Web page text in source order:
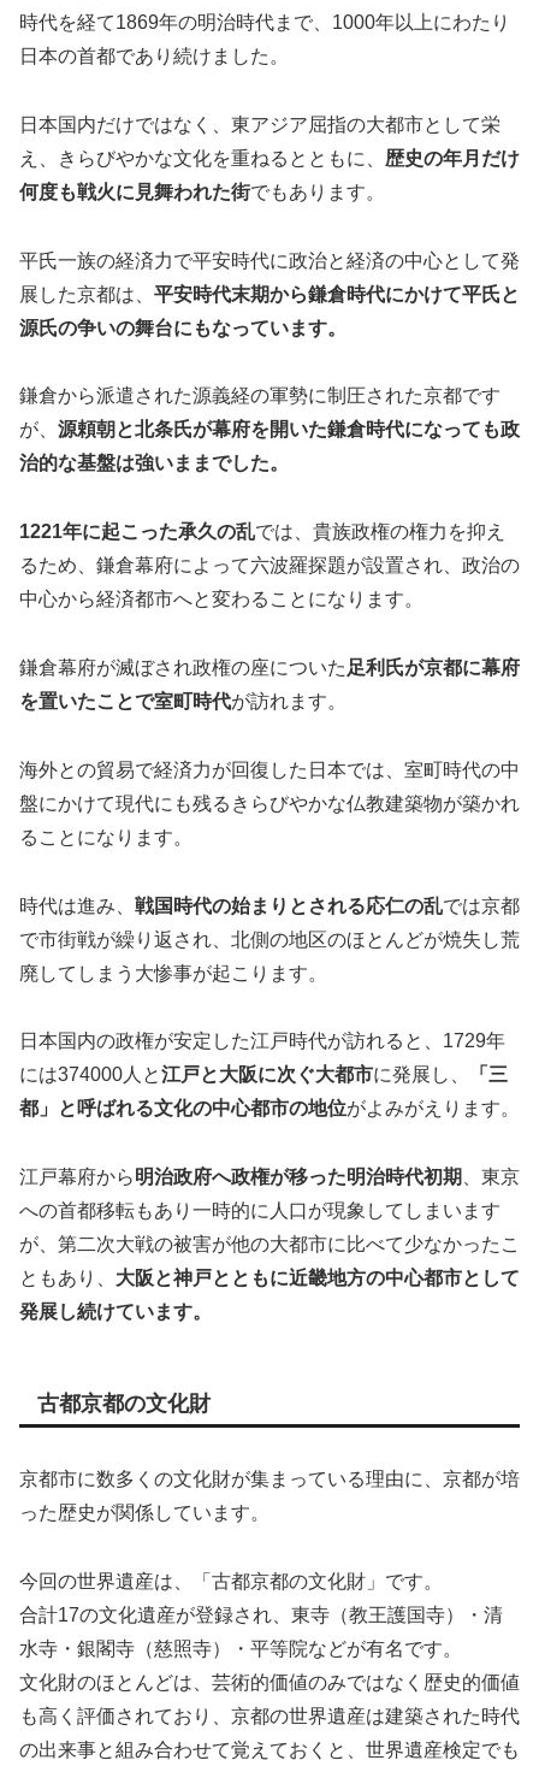
時代を経て1869年の明治時代まで、1000年以上にわたり
日本の首都であり続けました。
日本国内だけではなく、東アジア屈指の大都市として栄
え、きらびやかな文化を重ねるとともに、 歴史の年月だけ
何度も戦火に見舞われた街でもあります。
平氏一族の経済力で平安時代に政治と経済の中心として発
展した京都は、 平安時代末期から鎌倉時代にかけて平氏と
源氏の争いの舞台にもなっています。
鎌倉から派遣された源義経の軍勢に制圧された京都です
が、 源頼朝と北条氏が幕府を開いた鎌倉時代になっても政
治的な基盤は強いままでした。
1221年に起こった承久の乱では、貴族政権の権力を抑え
るため、鎌倉幕府によって六波羅探題が設置され、政治の
中心から経済都市へと変わることになります。
鎌倉幕府が滅ぼされ政権の座についた 足利氏が京都に幕府
を置いたことで室町時代が訪れます。
海外との貿易で経済力が回復した日本では、室町時代の中
盤にかけて現代にも残るきらびやかな仏教建築物が築かれ
ることになります。
時代は進み、 戦国時代の始まりとされる応仁の乱では京都
で市街戦が繰り返され、北側の地区のほとんどが焼失し荒
廃してしまう大惨事が起こります。
日本国内の政権が安定した江戸時代が訪れると、1729年
には374000人と江戸と大阪に次ぐ大都市に発展し、
「三
都」と呼ばれる文化の中心都市の地位がよみがえります。
江戸幕府から明治政府へ政権が移った明治時代初期
、東京
への首都移転もあり一時的に人口が現象してしまいます
が、第二次大戦の被害が他の大都市に比べて少なかったこ
ともあり、 大阪と神戸とともに近畿地方の中心都市として
発展し続けています。
古都京都の文化財
京都市に数多くの文化財が集まっている理由に、京都が培
った歴史が関係しています。
今回の世界遺産は、「古都京都の文化財」です。
合計17の文化遺産が登録され、東寺（教王護国寺）・清
水寺・銀閣寺（慈照寺）・平等院などが有名です。
文化財のほとんどは、芸術的価値のみではなく歴史的価値
も高く評価されており、京都の世界遺産は建築された時代
の出来事と組み合わせて覚えておくと、世界遺産検定でも